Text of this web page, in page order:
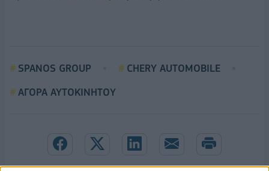
SPANOS GROUP
CHERY AUTOMOBILE
ΑΓΟΡΑ ΑΥΤΟΚΙΝΗΤΟΥ